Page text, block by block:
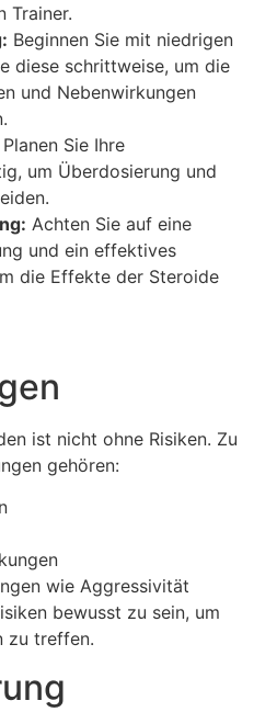
Trainer.
Beginnen Sie mit niedrigen
diese schrittweise, um die
und Nebenwirkungen
Planen Sie Ihre
um Überdosierung und
Achten Sie auf eine
und ein effektives
die Effekte der Steroide
ist nicht ohne Risiken. Zu
gehören:
wie Aggressivität
bewusst zu sein, um
zu treffen.